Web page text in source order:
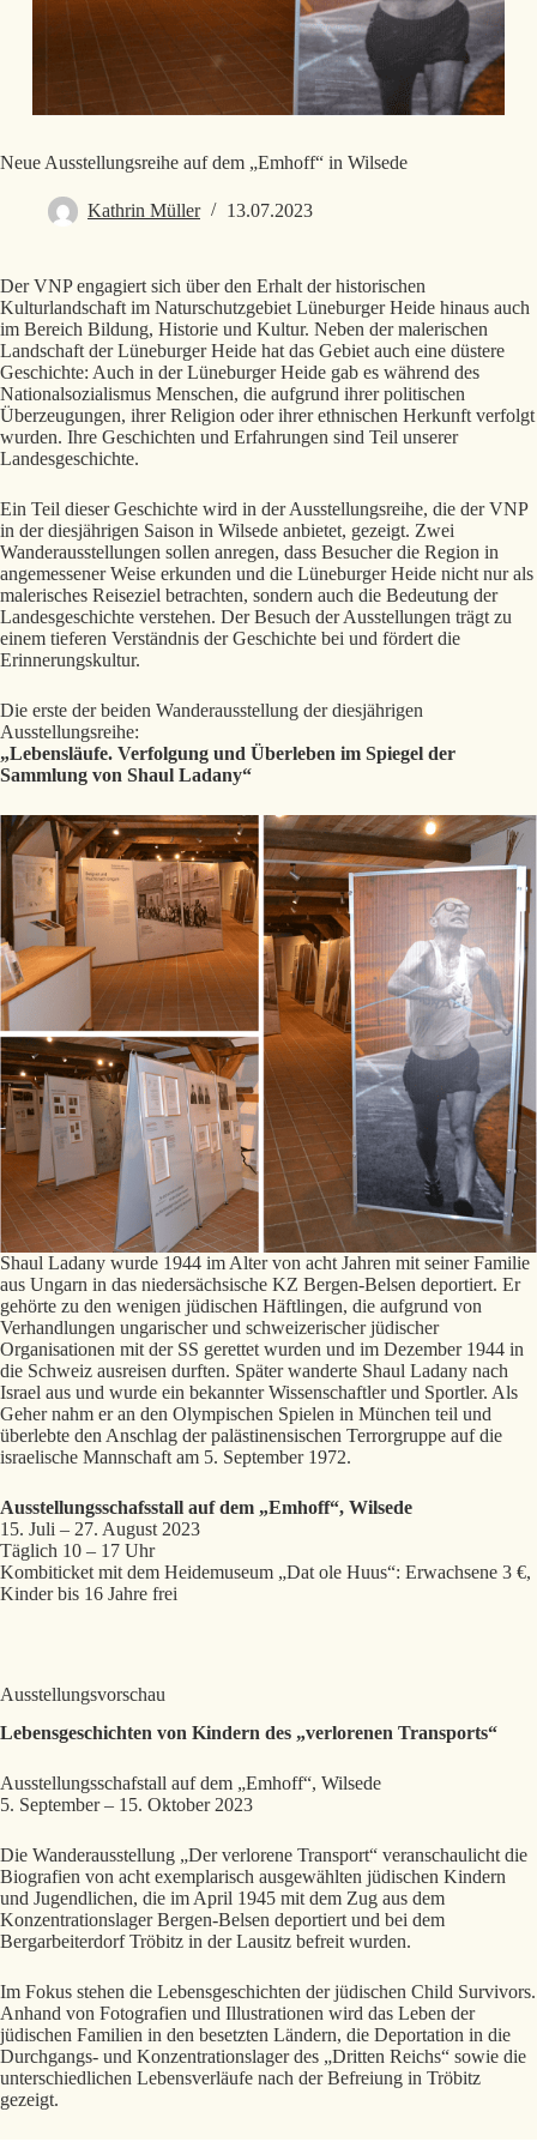
Neue Ausstellungsreihe auf dem „Emhoff“ in Wilsede
Kathrin Müller 13.07.2023
Der VNP engagiert sich über den Erhalt der historischen
Kulturlandschaft im Naturschutzgebiet Lüneburger Heide hinaus auch
im Bereich Bildung, Historie und Kultur. Neben der malerischen
Landschaft der Lüneburger Heide hat das Gebiet auch eine düstere
Geschichte: Auch in der Lüneburger Heide gab es während des
Nationalsozialismus Menschen, die aufgrund ihrer politischen
Überzeugungen, ihrer Religion oder ihrer ethnischen Herkunft verfolgt
wurden. Ihre Geschichten und Erfahrungen sind Teil unserer
Landesgeschichte.
Ein Teil dieser Geschichte wird in der Ausstellungsreihe, die der VNP
in der diesjährigen Saison in Wilsede anbietet, gezeigt. Zwei
Wanderausstellungen sollen anregen, dass Besucher die Region in
angemessener Weise erkunden und die Lüneburger Heide nicht nur als
malerisches Reiseziel betrachten, sondern auch die Bedeutung der
Landesgeschichte verstehen. Der Besuch der Ausstellungen trägt zu
einem tieferen Verständnis der Geschichte bei und fördert die
Erinnerungskultur.
Die erste der beiden Wanderausstellung der diesjährigen
Ausstellungsreihe:
„Lebensläufe. Verfolgung und Überleben im Spiegel der
Sammlung von Shaul Ladany“
Shaul Ladany wurde 1944 im Alter von acht Jahren mit seiner Familie
aus Ungarn in das niedersächsische KZ Bergen-Belsen deportiert. Er
gehörte zu den wenigen jüdischen Häftlingen, die aufgrund von
Verhandlungen ungarischer und schweizerischer jüdischer
Organisationen mit der SS gerettet wurden und im Dezember 1944 in
die Schweiz ausreisen durften. Später wanderte Shaul Ladany nach
Israel aus und wurde ein bekannter Wissenschaftler und Sportler. Als
Geher nahm er an den Olympischen Spielen in München teil und
überlebte den Anschlag der palästinensischen Terrorgruppe auf die
israelische Mannschaft am 5. September 1972.
Ausstellungsschafsstall auf dem „Emhoff“, Wilsede
15. Juli – 27. August 2023
Täglich 10 – 17 Uhr
Kombiticket mit dem Heidemuseum „Dat ole Huus“: Erwachsene 3 €,
Kinder bis 16 Jahre frei
Ausstellungsvorschau
Lebensgeschichten von Kindern des „verlorenen Transports“
Ausstellungsschafstall auf dem „Emhoff“, Wilsede
5. September – 15. Oktober 2023
Die Wanderausstellung „Der verlorene Transport“ veranschaulicht die
Biografien von acht exemplarisch ausgewählten jüdischen Kindern
und Jugendlichen, die im April 1945 mit dem Zug aus dem
Konzentrationslager Bergen-Belsen deportiert und bei dem
Bergarbeiterdorf Tröbitz in der Lausitz befreit wurden.
Im Fokus stehen die Lebensgeschichten der jüdischen Child Survivors.
Anhand von Fotografien und Illustrationen wird das Leben der
jüdischen Familien in den besetzten Ländern, die Deportation in die
Durchgangs- und Konzentrationslager des „Dritten Reichs“ sowie die
unterschiedlichen Lebensverläufe nach der Befreiung in Tröbitz
gezeigt.